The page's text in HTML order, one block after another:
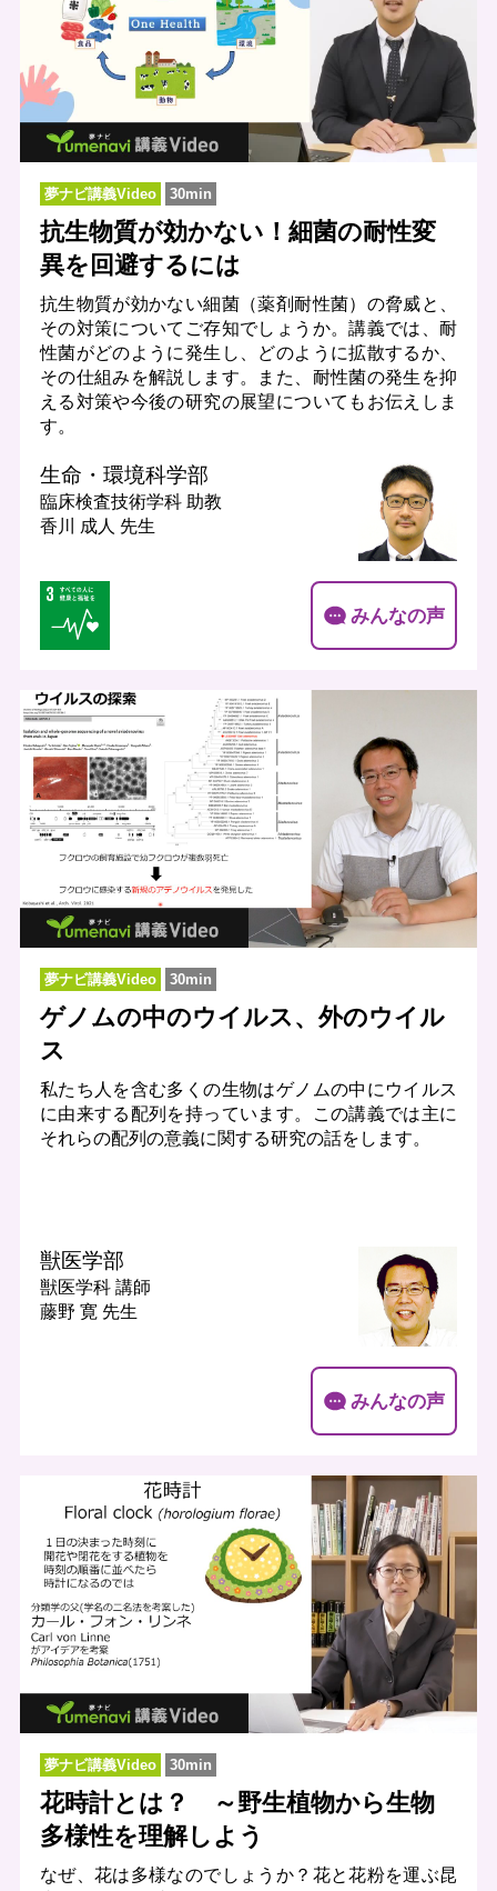
夢ナビ講義Video 30min
抗生物質が効かない！細菌の耐性変
異を回避するには
抗生物質が効かない細菌（薬剤耐性菌）の脅威と、
その対策についてご存知でしょうか。講義では、耐
性菌がどのように発生し、どのように拡散するか、
その仕組みを解説します。また、耐性菌の発生を抑
える対策や今後の研究の展望についてもお伝えしま
す。
生命・環境科学部
臨床検査技術学科 助教
香川 成人 先生
みんなの声
夢ナビ講義Video 30min
ゲノムの中のウイルス、外のウイル
ス
私たち人を含む多くの生物はゲノムの中にウイルス
に由来する配列を持っています。この講義では主に
それらの配列の意義に関する研究の話をします。
獣医学部
獣医学科 講師
藤野 寛 先生
みんなの声
夢ナビ講義Video 30min
花時計とは？ ～野生植物から生物
多様性を理解しよう
なぜ、花は多様なのでしょうか？花と花粉を運ぶ昆